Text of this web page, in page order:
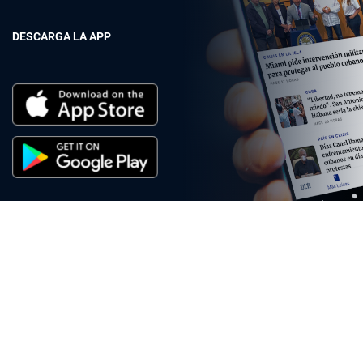
DESCARGA LA APP